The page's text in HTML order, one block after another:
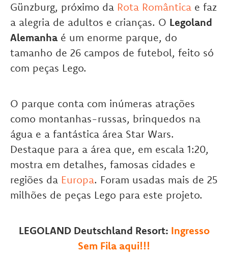
Günzburg, próximo da Rota Romântica e faz
a alegria de adultos e crianças. O Legoland
Alemanha é um enorme parque, do
tamanho de 26 campos de futebol, feito só
com peças Lego.
O parque conta com inúmeras atrações
como montanhas-russas, brinquedos na
água e a fantástica área Star Wars.
Destaque para a área que, em escala 1:20,
mostra em detalhes, famosas cidades e
regiões da Europa. Foram usadas mais de 25
milhões de peças Lego para este projeto.
LEGOLAND Deutschland Resort: Ingresso
Sem Fila aqui!!!